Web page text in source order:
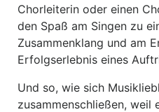
Chorleiterin oder einen
den Spaß am Singen zu
Zusammenklang und am
Erfolgserlebnis eines
Und so, wie sich
zusammenschließen, weil